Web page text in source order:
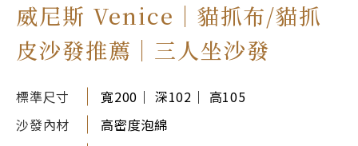
威尼斯 Venice｜貓抓布/貓抓
皮沙發推薦｜三人坐沙發
標準尺寸
寬200｜ 深102｜ 高105
沙發內材
高密度泡綿